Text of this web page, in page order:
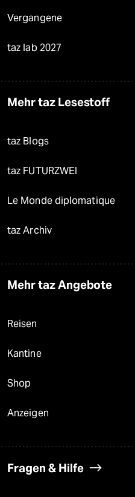
Vergangene
taz lab 2027
Mehr taz Lesestoff
taz Blogs
taz FUTURZWEI
Le Monde diplomatique
taz Archiv
Mehr taz Angebote
Reisen
Kantine
Shop
Anzeigen
Fragen & Hilfe